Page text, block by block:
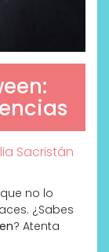
Sacristán
no lo
¿Sabes
? Atenta